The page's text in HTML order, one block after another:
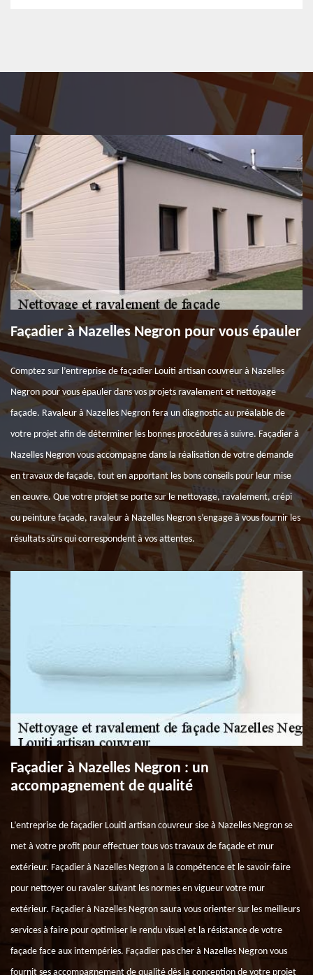
Façadier à Nazelles Negron pour vous épauler
Comptez sur l’entreprise de façadier Louiti artisan couvreur à Nazelles
Negron pour vous épauler dans vos projets ravalement et nettoyage
façade. Ravaleur à Nazelles Negron fera un diagnostic au préalable de
votre projet afin de déterminer les bonnes procédures à suivre. Façadier à
Nazelles Negron vous accompagne dans la réalisation de votre demande
en travaux de façade, tout en apportant les bons conseils pour leur mise
en œuvre. Que votre projet se porte sur le nettoyage, ravalement, crépi
ou peinture façade, ravaleur à Nazelles Negron s’engage à vous fournir les
résultats sûrs qui correspondent à vos attentes.
Façadier à Nazelles Negron : un
accompagnement de qualité
L’entreprise de façadier Louiti artisan couvreur sise à Nazelles Negron se
met à votre profit pour effectuer tous vos travaux de façade et mur
extérieur. Façadier à Nazelles Negron a la compétence et le savoir-faire
pour nettoyer ou ravaler suivant les normes en vigueur votre mur
extérieur. Façadier à Nazelles Negron saura vous orienter sur les meilleurs
services à faire pour optimiser le rendu visuel et la résistance de votre
façade face aux intempéries. Façadier pas cher à Nazelles Negron vous
fournit ses accompagnement de qualité dès la conception de votre projet